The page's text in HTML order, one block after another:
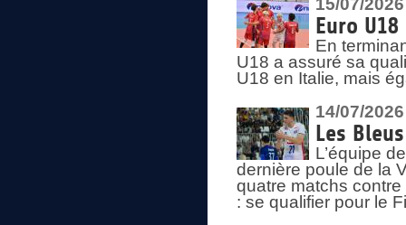
15/07/2026
Euro
En
U18 a assuré sa
U18 en Italie, mais
14/07/2026
Les
L’équipe
dernière poule de la
quatre matchs
: se qualifier pour le